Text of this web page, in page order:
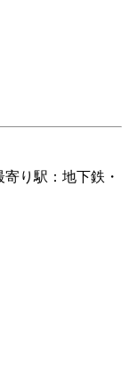
寄り駅：地下鉄・